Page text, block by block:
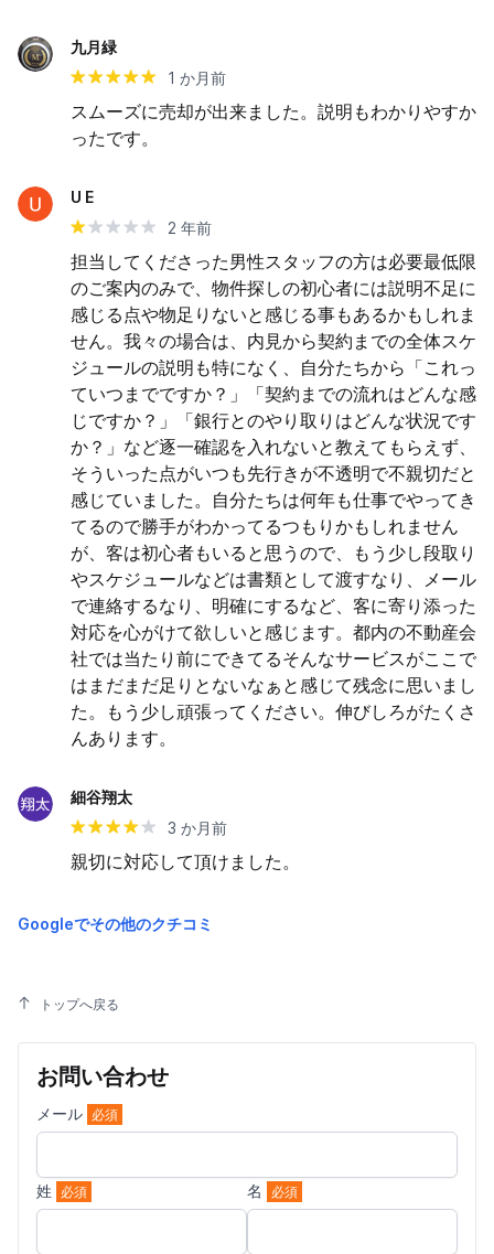
九月緑
1 か月前
スムーズに売却が出来ました。説明もわかりやすか
ったです。
U E
2 年前
担当してくださった男性スタッフの方は必要最低限
のご案内のみで、物件探しの初心者には説明不足に
感じる点や物足りないと感じる事もあるかもしれま
せん。我々の場合は、内見から契約までの全体スケ
ジュールの説明も特になく、自分たちから「これっ
ていつまでですか？」「契約までの流れはどんな感
じですか？」「銀行とのやり取りはどんな状況です
か？」など逐一確認を入れないと教えてもらえず、
そういった点がいつも先行きが不透明で不親切だと
感じていました。自分たちは何年も仕事でやってき
てるので勝手がわかってるつもりかもしれません
が、客は初心者もいると思うので、もう少し段取り
やスケジュールなどは書類として渡すなり、メール
で連絡するなり、明確にするなど、客に寄り添った
対応を心がけて欲しいと感じます。都内の不動産会
社では当たり前にできてるそんなサービスがここで
はまだまだ足りとないなぁと感じて残念に思いまし
た。もう少し頑張ってください。伸びしろがたくさ
んあります。
細谷翔太
3 か月前
親切に対応して頂けました。
Googleでその他のクチコミ
トップへ戻る
お問い合わせ
メール 必須
姓 必須 名 必須